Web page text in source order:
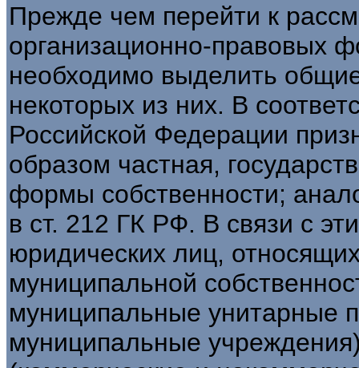
Прежде чем перейти к
организационно-правовых
необходимо выделить
некоторых из них. В
Российской Федерации
образом частная,
формы собственности;
в ст. 212 ГК РФ. В связи с
юридических лиц,
муниципальной
муниципальные унитарные
муниципальные